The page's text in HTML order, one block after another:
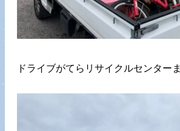
ドライブがてらリサイクルセンターま